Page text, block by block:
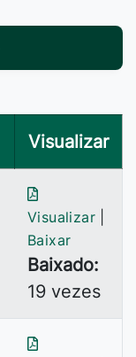
Visualizar
Visualizar
Baixar
Baixado:
19 vezes